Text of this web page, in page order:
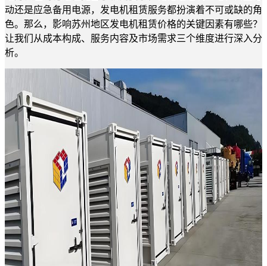
动还是应急备用电源，发电机租赁服务都扮演着不可或缺的角
色。那么，影响苏州地区发电机租赁价格的关键因素有哪些？
让我们从成本构成、服务内容及市场需求三个维度进行深入分
析。